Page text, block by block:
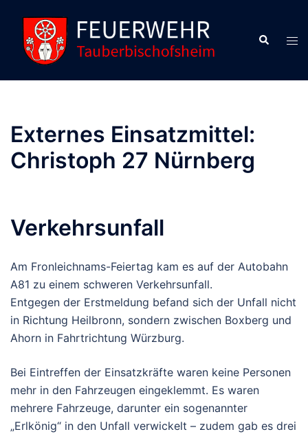
Inhalt
springen
Suche
Externes Einsatzmittel:
Christoph 27 Nürnberg
Verkehrsunfall
Am Fronleichnams-Feiertag kam es auf der Autobahn
A81 zu einem schweren Verkehrsunfall.
Entgegen der Erstmeldung befand sich der Unfall nicht
in Richtung Heilbronn, sondern zwischen Boxberg und
Ahorn in Fahrtrichtung Würzburg.
Bei Eintreffen der Einsatzkräfte waren keine Personen
mehr in den Fahrzeugen eingeklemmt. Es waren
mehrere Fahrzeuge, darunter ein sogenannter
„Erlkönig“ in den Unfall verwickelt – zudem gab es drei